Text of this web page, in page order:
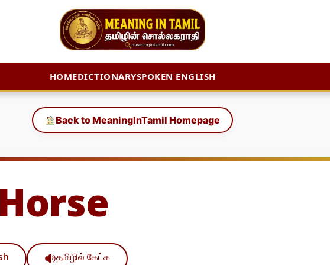
HOMEDICTIONARYSPOKEN ENGLISH
Back to MeaningInTamil Homepage
தமிழில் கேட்க